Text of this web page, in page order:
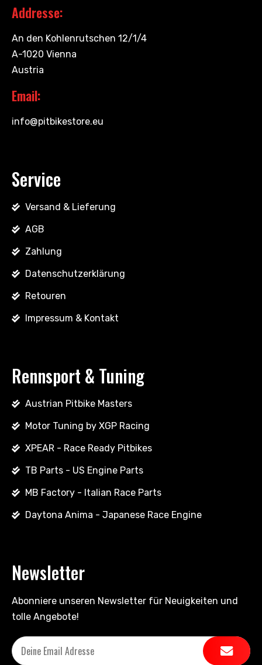
Addresse:
An den Kohlenrutschen 12/1/4
A-1020 Vienna
Austria
Email:
info@pitbikestore.eu
Service
Versand & Lieferung
AGB
Zahlung
Datenschutzerklärung
Retouren
Impressum & Kontakt
Rennsport & Tuning
Austrian Pitbike Masters
Motor Tuning by XGP Racing
XPEAR - Race Ready Pitbikes
TB Parts - US Engine Parts
MB Factory - Italian Race Parts
Daytona Anima - Japanese Race Engine
Newsletter
Abonniere unseren Newsletter für Neuigkeiten und
tolle Angebote!